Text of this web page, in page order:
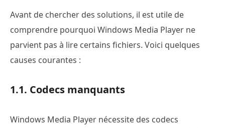
Avant de chercher des solutions, il est utile de
comprendre pourquoi Windows Media Player ne
parvient pas à lire certains fichiers. Voici quelques
causes courantes :
1.1. Codecs manquants
Windows Media Player nécessite des codecs